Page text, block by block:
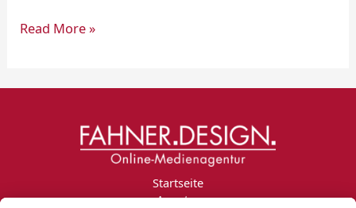
Read More »
Startseite
Agentur